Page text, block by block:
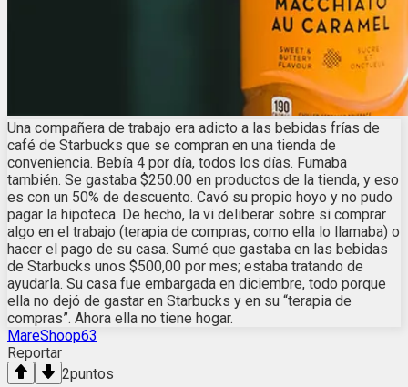
Una compañera de trabajo era adicto a las bebidas frías de
café de Starbucks que se compran en una tienda de
conveniencia. Bebía 4 por día, todos los días. Fumaba
también. Se gastaba $250.00 en productos de la tienda, y eso
es con un 50% de descuento. Cavó su propio hoyo y no pudo
pagar la hipoteca. De hecho, la vi deliberar sobre si comprar
algo en el trabajo (terapia de compras, como ella lo llamaba) o
hacer el pago de su casa. Sumé que gastaba en las bebidas
de Starbucks unos $500,00 por mes; estaba tratando de
ayudarla. Su casa fue embargada en diciembre, todo porque
ella no dejó de gastar en Starbucks y en su “terapia de
compras”. Ahora ella no tiene hogar.
MareShoop63
Reportar
2puntos